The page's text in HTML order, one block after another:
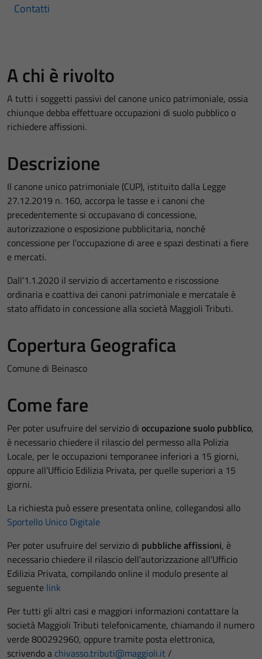
Contatti
A chi è rivolto
A tutti i soggetti passivi del canone unico patrimoniale, ossia
chiunque debba effettuare occupazioni di suolo pubblico o
richiedere affissioni.
Descrizione
Il canone unico patrimoniale (CUP), istituito dalla Legge
27.12.2019 n. 160, accorpa le tasse e i canoni che
precedentemente si occupavano di concessione,
autorizzazione o esposizione pubblicitaria, nonché
concessione per l’occupazione di aree e spazi destinati a fiere
e mercati.
Dall’1.1.2020 il servizio di accertamento e riscossione
ordinaria e coattiva dei canoni patrimoniale e mercatale è
stato affidato in concessione alla società Maggioli Tributi.
Copertura Geografica
Comune di Beinasco
Come fare
Per poter usufruire del servizio di occupazione suolo pubblico,
è necessario chiedere il rilascio del permesso alla Polizia
Locale, per le occupazioni temporanee inferiori a 15 giorni,
oppure all’Ufficio Edilizia Privata, per quelle superiori a 15
giorni.
La richiesta può essere presentata online, collegandosi allo
Sportello Unico Digitale
Per poter usufruire del servizio di pubbliche affissioni, è
necessario chiedere il rilascio dell’autorizzazione all’Ufficio
Edilizia Privata, compilando online il modulo presente al
seguente link
Per tutti gli altri casi e maggiori informazioni contattare la
società Maggioli Tributi telefonicamente, chiamando il numero
verde 800292960, oppure tramite posta elettronica,
scrivendo a chivasso.tributi@maggioli.it/